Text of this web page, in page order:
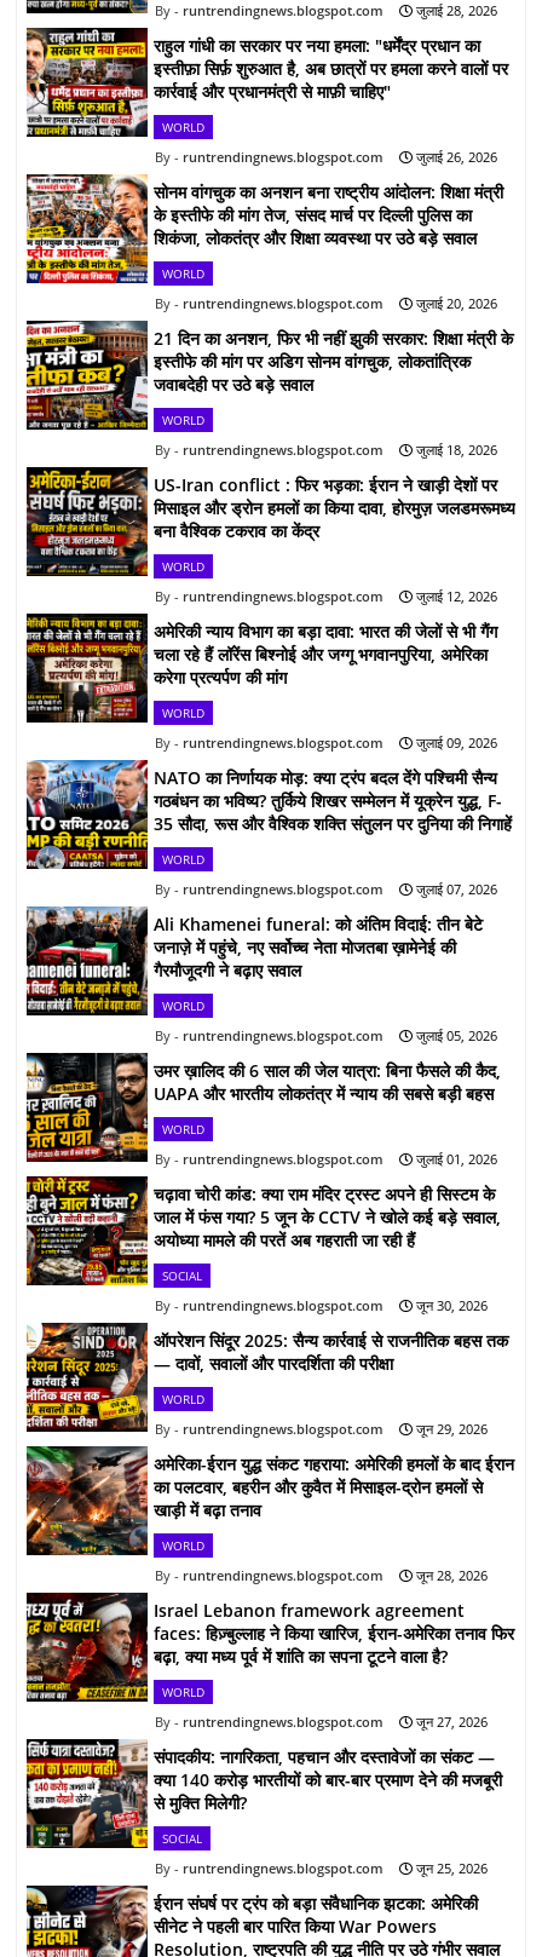
runtrendingnews.blogspot.com जुलाई 28, 2026
राहुल गांधी का सरकार पर नया हमला: "धर्मेंद्र प्रधान का
इस्तीफ़ा सिर्फ़ शुरुआत है, अब छात्रों पर हमला करने वालों पर
कार्रवाई और प्रधानमंत्री से माफ़ी चाहिए"
WORLD
runtrendingnews.blogspot.com जुलाई 26, 2026
सोनम वांगचुक का अनशन बना राष्ट्रीय आंदोलन: शिक्षा मंत्री
के इस्तीफे की मांग तेज, संसद मार्च पर दिल्ली पुलिस का
शिकंजा, लोकतंत्र और शिक्षा व्यवस्था पर उठे बड़े सवाल
WORLD
runtrendingnews.blogspot.com जुलाई 20, 2026
21 दिन का अनशन, फिर भी नहीं झुकी सरकार: शिक्षा मंत्री के
इस्तीफे की मांग पर अडिग सोनम वांगचुक, लोकतांत्रिक
जवाबदेही पर उठे बड़े सवाल
WORLD
runtrendingnews.blogspot.com जुलाई 18, 2026
US-Iran conflict : फिर भड़का: ईरान ने खाड़ी देशों पर
मिसाइल और ड्रोन हमलों का किया दावा, होरमुज़ जलडमरूमध्य
बना वैश्विक टकराव का केंद्र
WORLD
runtrendingnews.blogspot.com जुलाई 12, 2026
अमेरिकी न्याय विभाग का बड़ा दावा: भारत की जेलों से भी गैंग
चला रहे हैं लॉरेंस बिश्नोई और जग्गू भगवानपुरिया, अमेरिका
करेगा प्रत्यर्पण की मांग
WORLD
runtrendingnews.blogspot.com जुलाई 09, 2026
NATO का निर्णायक मोड़: क्या ट्रंप बदल देंगे पश्चिमी सैन्य
गठबंधन का भविष्य? तुर्किये शिखर सम्मेलन में यूक्रेन युद्ध, F-
35 सौदा, रूस और वैश्विक शक्ति संतुलन पर दुनिया की निगाहें
WORLD
runtrendingnews.blogspot.com जुलाई 07, 2026
Ali Khamenei funeral: को अंतिम विदाई: तीन बेटे
जनाज़े में पहुंचे, नए सर्वोच्च नेता मोजतबा ख़ामेनेई की
गैरमौजूदगी ने बढ़ाए सवाल
WORLD
runtrendingnews.blogspot.com जुलाई 05, 2026
उमर ख़ालिद की 6 साल की जेल यात्रा: बिना फैसले की कैद,
UAPA और भारतीय लोकतंत्र में न्याय की सबसे बड़ी बहस
WORLD
runtrendingnews.blogspot.com जुलाई 01, 2026
चढ़ावा चोरी कांड: क्या राम मंदिर ट्रस्ट अपने ही सिस्टम के
जाल में फंस गया? 5 जून के CCTV ने खोले कई बड़े सवाल,
अयोध्या मामले की परतें अब गहराती जा रही हैं
SOCIAL
runtrendingnews.blogspot.com जून 30, 2026
ऑपरेशन सिंदूर 2025: सैन्य कार्रवाई से राजनीतिक बहस तक
— दावों, सवालों और पारदर्शिता की परीक्षा
WORLD
runtrendingnews.blogspot.com जून 29, 2026
अमेरिका-ईरान युद्ध संकट गहराया: अमेरिकी हमलों के बाद ईरान
का पलटवार, बहरीन और कुवैत में मिसाइल-द्रोन हमलों से
खाड़ी में बढ़ा तनाव
WORLD
runtrendingnews.blogspot.com जून 28, 2026
Israel Lebanon framework agreement
faces: हिज़्बुल्लाह ने किया खारिज, ईरान-अमेरिका तनाव फिर
बढ़ा, क्या मध्य पूर्व में शांति का सपना टूटने वाला है?
WORLD
runtrendingnews.blogspot.com जून 27, 2026
संपादकीय: नागरिकता, पहचान और दस्तावेजों का संकट —
क्या 140 करोड़ भारतीयों को बार-बार प्रमाण देने की मजबूरी
से मुक्ति मिलेगी?
SOCIAL
runtrendingnews.blogspot.com जून 25, 2026
ईरान संघर्ष पर ट्रंप को बड़ा संवैधानिक झटका: अमेरिकी
सीनेट ने पहली बार पारित किया War Powers
Resolution, राष्ट्रपति की युद्ध नीति पर उठे गंभीर सवाल